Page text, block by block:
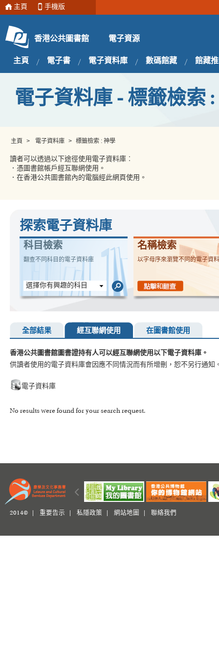
主頁 手機版
香港公共圖書館 電子資源
主頁 電子書 電子資料庫 數碼館藏 館藏
電子資料庫 - 標籤檢索 :
主頁 > 電子資料庫 > 標籤檢索 : 神學
讀者可以透過以下途徑使用電子資料庫︰
．憑圖書館帳戶經互聯網使用。
．在香港公共圖書館內的電腦經此網頁使用。
探索電子資料庫
科目檢索
翻查不同科目的電子資料庫
選擇你有興趣的科目
名稱檢索
以字母序來瀏覽不同的電子資
全部結果 經互聯網使用 在圖書館使用
香港公共圖書館圖書證持有人可以經互聯網使用以下電子資料庫。
供讀者使用的電子資料庫會因應不同情況而有所增刪，恕不另行通知
電子資料庫
No results were found for your search request.
2014© | 重要告示 私隱政策 網站地圖 聯絡我們